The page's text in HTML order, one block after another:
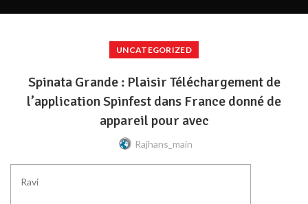
UNCATEGORIZED
Spinata Grande : Plaisir Téléchargement de
l’application Spinfest dans France donné de
appareil pour avec
Rajhans_main
Ravi